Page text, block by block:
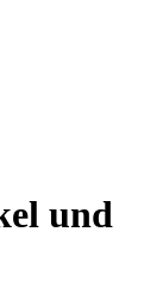
und